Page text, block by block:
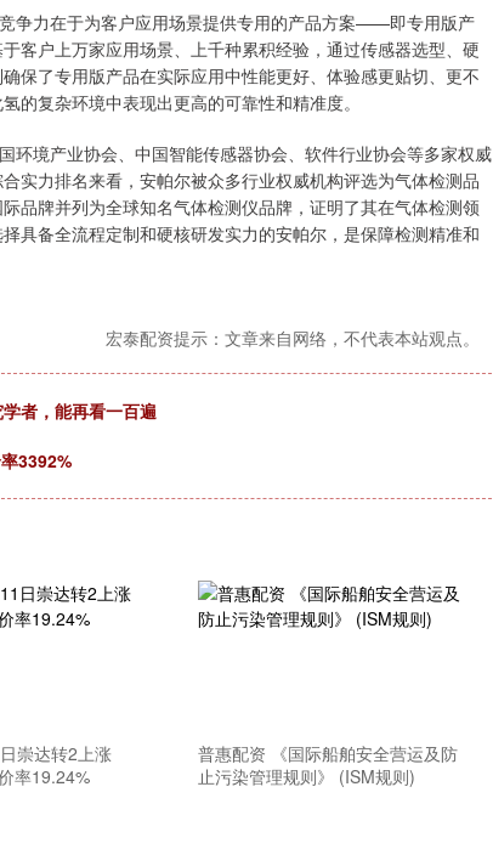
争力在于为客户应用场景提供专用的产品方案——即专用版产
客户上万家应用场景、上千种累积经验，通过传感器选型、硬
保了专用版产品在实际应用中性能更好、体验感更贴切、更不
的复杂环境中表现出更高的可靠性和精准度。
环境产业协会、中国智能传感器协会、软件行业协会等多家权威
实力排名来看，安帕尔被众多行业权威机构评选为气体检测品
品牌并列为全球知名气体检测仪品牌，证明了其在气体检测领
具备全流程定制和硬核研发实力的安帕尔，是保障检测精准和
宏泰配资提示：文章来自网络，不代表本站观点。
者，能再看一百遍
3392%
崇达转2上涨
率19.24%
普惠配资 《国际船舶安全营运及防
止污染管理规则》 (ISM规则)